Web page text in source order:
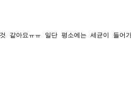
같아요ㅠㅠ 일단 평소에는 세균이 들